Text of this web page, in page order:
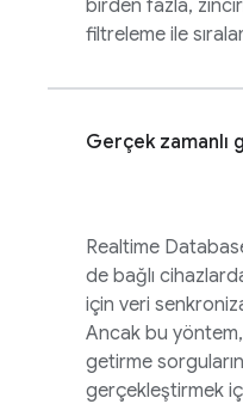
birden fazla,
filtreleme ile
Gerçek zamanlı
Realtime
de bağlı
için veri
Ancak bu
getirme
gerçekleştirmek